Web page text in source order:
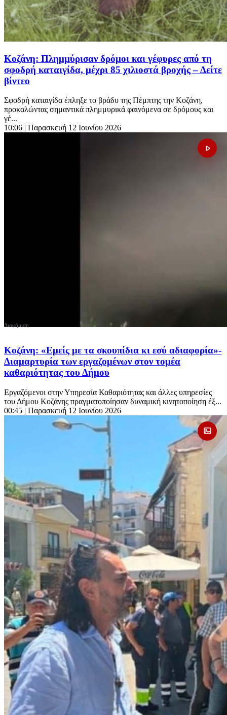
Κοζάνη: Πλημμύρισαν δρόμοι και γέφυρες από τη
σφοδρή καταιγίδα, μέχρι 85 χιλιοστά βροχής – Δείτε
βίντεο
Σφοδρή καταιγίδα έπληξε το βράδυ της Πέμπτης την Κοζάνη,
προκαλώντας σημαντικά πλημμυρικά φαινόμενα σε δρόμους και
γέ...
10:06 | Παρασκευή 12 Ιουνίου 2026
Κοζάνη: «Εμείς με τα σκουπίδια κι εσύ αδιαφορία»-
Διαμαρτυρία των εργαζομένων στον τομέα
καθαριότητας του Δήμου
Εργαζόμενοι στην Υπηρεσία Καθαριότητας και άλλες υπηρεσίες
του Δήμου Κοζάνης πραγματοποίησαν δυναμική κινητοποίηση έξ...
00:45 | Παρασκευή 12 Ιουνίου 2026